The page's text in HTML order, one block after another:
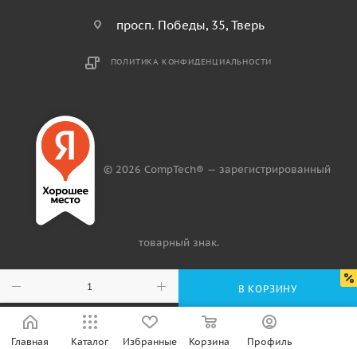
В КОРЗИНУ
просп. Победы, 35, Тверь
ПОЛИТИКА КОНФИДЕНЦИАЛЬНОСТИ
© 2026 CompTech® — зарегистрированный
товарный знак.
Главная Каталог Избранные Корзина Профиль